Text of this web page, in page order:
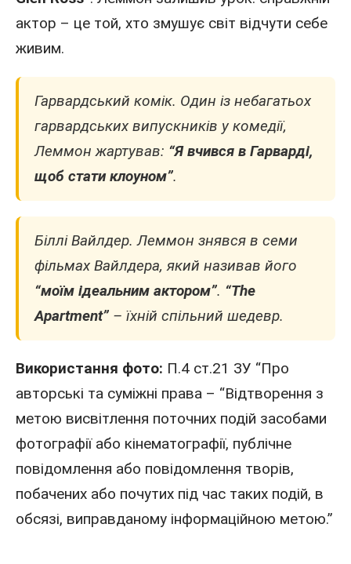
актор – це той, хто змушує світ відчути себе
живим.
Гарвардський комік. Один із небагатьох
гарвардських випускників у комедії,
Леммон жартував: “Я вчився в Гарварді,
щоб стати клоуном”.
Біллі Вайлдер. Леммон знявся в семи
фільмах Вайлдера, який називав його
“моїм ідеальним актором”. “The
Apartment” – їхній спільний шедевр.
Використання фото: П.4 ст.21 ЗУ “Про
авторські та суміжні права – “Відтворення з
метою висвітлення поточних подій засобами
фотографії або кінематографії, публічне
повідомлення або повідомлення творів,
побачених або почутих під час таких подій, в
обсязі, виправданому інформаційною метою.”